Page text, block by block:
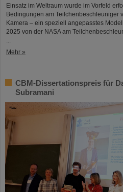
Einsatz im Weltraum wurde im Vorfeld
Bedingungen am Teilchenbeschleuniger
Kamera – ein speziell angepasstes
2025 von der NASA am
Mehr »
CBM-Dissertationspreis für
Subramani